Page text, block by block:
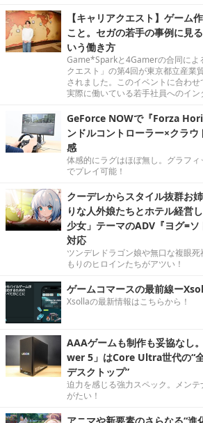
【キャリアクエスト】ゲーム
こと。セガの若手の事例に見
いう働き方
Game*Sparkと4Gamerの合同によ
クエスト」の第4回が東京都立産業
されました。このイベントに合わ
実際に働いている若手社員へのイン
GeForce NOWで『Forza
ンドルコントローラー×クラ
感
体感的にラグはほぼ無し。グラフ
でプレイ可能！
クーデレからスタイル抜群お
りな人外娘たちとホテル経営
少女」テーマのADV『ヨグ=
対応
ツンデレドラゴン娘や無口な複眼
もりのヒロインたちがアツい！
ゲームコマースの最前線ー
Xsollaの最新情報はこちらから！
AAAゲームも制作も妥協なし
wer 5」はCore Ultra世代の“
デスクトップ”
迫力を感じる強力スペック。メン
がたい！